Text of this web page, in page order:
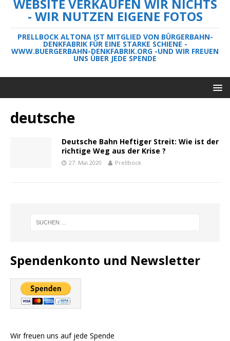
WEBSITE VERKAUFEN WIR NICHTS
- WIR NUTZEN EIGENE FOTOS
PRELLBOCK ALTONA IST MITGLIED VON BÜRGERBAHN-
DENKFABRIK FÜR EINE STARKE SCHIENE -
WWW.BUERGERBAHN-DENKFABRIK.ORG -UND WIR FREUEN
UNS ÜBER JEDE SPENDE
deutsche
Deutsche Bahn Heftiger Streit: Wie ist der
richtige Weg aus der Krise ?
27. Mai 2020 Prellbock
Spendenkonto und Newsletter
Wir freuen uns auf jede Spende